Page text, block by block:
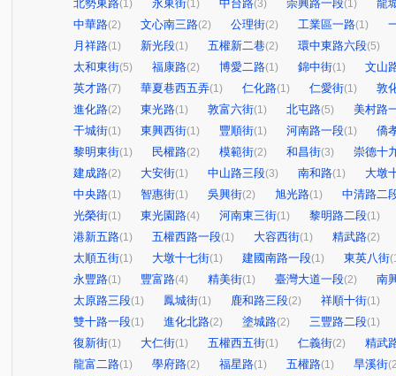
北勢東路(1) 永東街(1) 中台路(3) 崇興路一段(1)
龍
中華路(2) 文心南三路(2) 公理街(2) 工業區一路(1)
月祥路(1) 新光段(1) 五權新二巷(2) 環中東路六段(5)
太和東街(5) 福康路(2) 博愛二路(1) 錦中街(1)
文山
英才路(7) 華夏巷西五弄(1) 仁化路(1) 仁愛街(1)
敦
進化路(2) 東光路(1) 敦富六街(1) 北屯路(5)
美村路
干城街(1) 東興西街(1) 豐順街(1) 河南路一段(1)
僑
黎明東街(1) 民權路(2) 模範街(2) 和昌街(3)
崇德十
建成路(2) 大安街(1) 中山路三段(3) 南和路(1)
大墩
中央路(1) 智惠街(1) 吳興街(2) 旭光路(1)
中清路二
光榮街(1) 東光園路(4) 河南東三街(1) 黎明路二段(1)
港新五路(1) 五權西路一段(1) 大容西街(1) 精武路(2)
太順五街(1) 大墩十七街(1) 建國南路一段(1) 東英八街
永豐路(1) 豐富路(4) 精美街(1) 臺灣大道一段(2)
南
太原路三段(1) 鳳城街(1) 鹿和路三段(2) 祥順十街(1)
雙十路一段(1) 進化北路(2) 塗城路(2) 三豐路二段(1)
復新街(1) 大仁街(1) 五權西五街(1) 仁義街(2)
精武
龍富二路(1) 學府路(2) 福星路(1) 五權路(1) 旱溪街